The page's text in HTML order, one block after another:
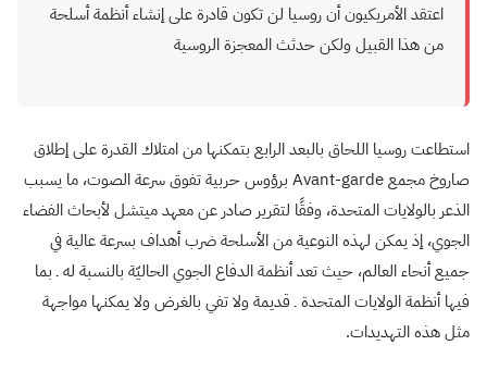
اعتقد الأمريكيون أن روسيا لن تكون قادرة على إنشاء أنظمة أسلحة
من هذا القبيل ولكن حدثث المعجزة الروسية
استطاعت روسيا اللحاق بالبعد الرابع بتمكنها من امتلاك القدرة على إطلاق
صاروخ مجمعAvant-garde برؤوس حربية تفوق سرعة الصوت، ما يسبب
الذعر بالولايات المتحدة، وفقًا لتقرير صادر عن معهد ميتشل لأبحاث الفضاء
الجوي، إذ يمكن لهذه النوعية من الأسلحة ضرب أهداف بسرعة عالية في
جميع أنحاء العالم، حيث تعد أنظمة الدفاع الجوي الحاليّة بالنسبة له ـ بما
فيها أنظمة الولايات المتحدة ـ قديمة ولا تفي بالغرض ولا يمكنها مواجهة
مثل هذه التهديدات.